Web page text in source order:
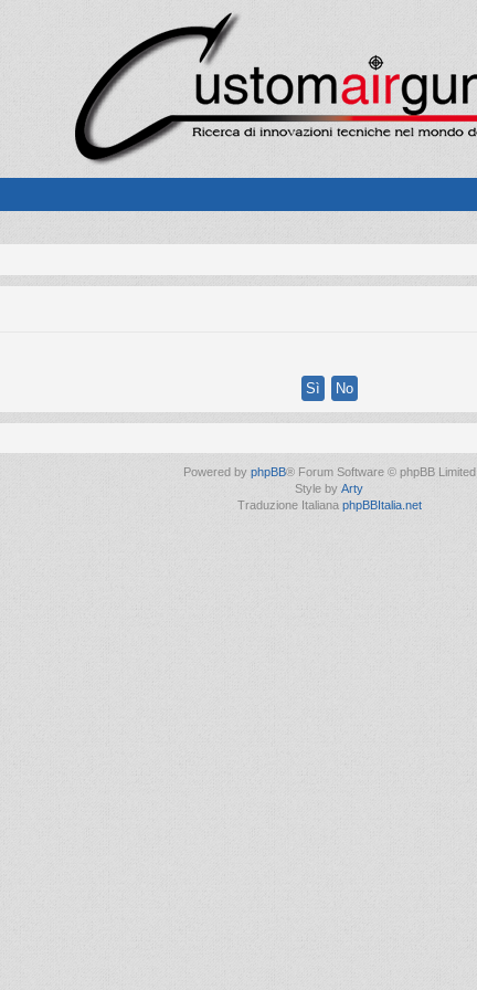
Powered by phpBB® Forum Software © phpBB Limited
Style by Arty
Traduzione Italiana phpBBItalia.net